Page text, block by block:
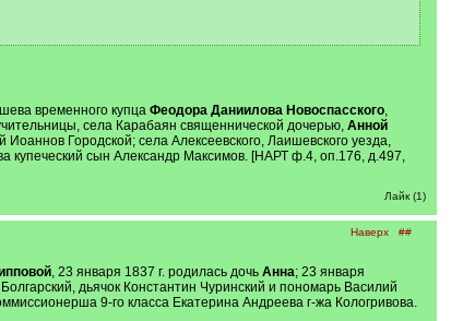
временного купца Феодора Даниилова Новоспасского,
села Карабаян священнической дочерью,Анной
Городской; села Алексеевского, Лаишевского уезда,
купеческий сын Александр Максимов. [НАРТ ф.4, оп.176, д.497,
Лайк (1)
Наверх ##
, 23 января 1837 г. родилась дочь Анна; 23 января
дьячок Константин Чуринский и пономарь Василий
9-го класса Екатерина Андреева г-жа Кологривова.